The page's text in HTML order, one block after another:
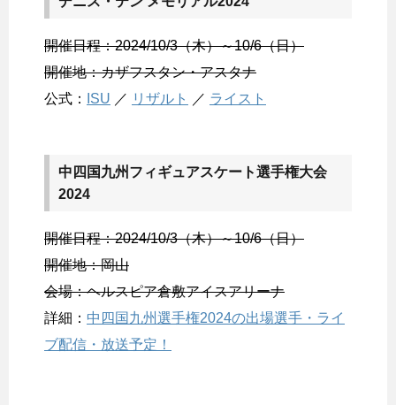
開催日程：2024/10/3（木）～10/6（日）
開催地：カザフスタン・アスタナ
公式：
ISU ／ リザルト ／ ライスト
中四国九州フィギュアスケート選手権大会
2024
開催日程：2024/10/3（木）～10/6（日）
開催地：岡山
会場：ヘルスピア倉敷アイスアリーナ
詳細： 中四国九州選手権2024の出場選手・ライ
ブ配信・放送予定！